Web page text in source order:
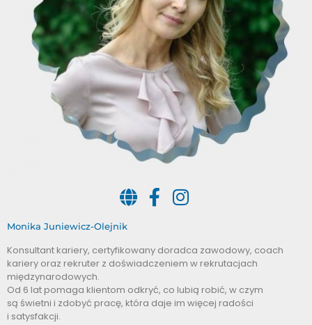
Monika Juniewicz-Olejnik
Konsultant kariery, certyfikowany doradca zawodowy, coach
kariery oraz rekruter z doświadczeniem w rekrutacjach
międzynarodowych.
Od 6 lat pomaga klientom odkryć, co lubią robić, w czym
są świetni i zdobyć pracę, która daje im więcej radości
i satysfakcji.